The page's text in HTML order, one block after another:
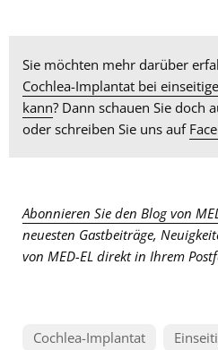
Sie möchten mehr darüber
Cochlea-Implantat bei
kann? Dann schauen Sie doch
oder schreiben Sie uns auf
Abonnieren Sie den Blog von
neuesten Gastbeiträge,
von MED-EL direkt in Ihrem
Cochlea-Implantat